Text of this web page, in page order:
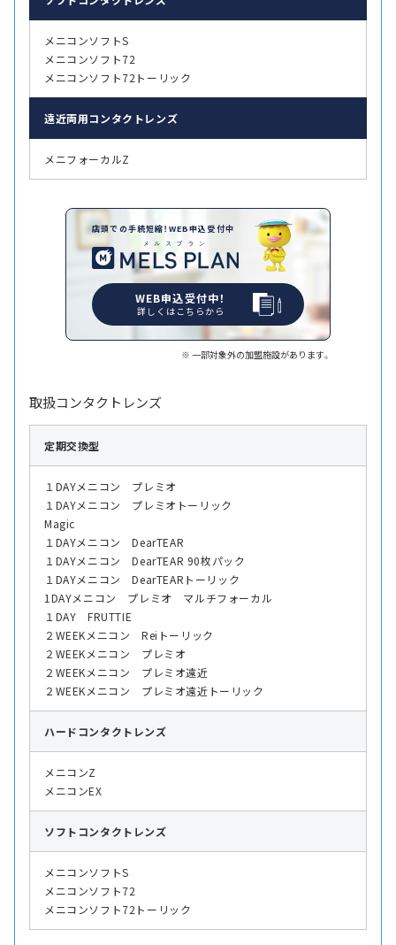
メニコンソフトS
メニコンソフト72
メニコンソフト72トーリック
遠近両用コンタクトレンズ
メニフォーカルZ
店頭での手続短縮！WEB申込受付中
WEB申込受付中！
詳しくはこちらから
一部対象外の加盟施設があります。
取扱コンタクトレンズ
定期交換型
１DAYメニコン プレミオ
１DAYメニコン プレミオトーリック
Magic
１DAYメニコン DearTEAR
１DAYメニコン DearTEAR 90枚パック
１DAYメニコン DearTEARトーリック
1DAYメニコン プレミオ マルチフォーカル
１DAY FRUTTIE
２WEEKメニコン Reiトーリック
２WEEKメニコン プレミオ
２WEEKメニコン プレミオ遠近
２WEEKメニコン プレミオ遠近トーリック
ハード コンタクトレンズ
メニコンZ
メニコンEX
ソフト コンタクトレンズ
メニコンソフトS
メニコンソフト72
メニコンソフト72トーリック